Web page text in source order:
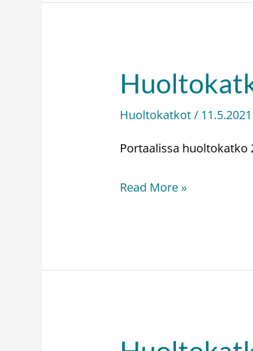
Huoltokatkot/ 11.5.2021
Portaalissa huoltokatko
Huoltokatko
–
Serviceavbrott
22.5.2021
Read More »
Huoltokatko